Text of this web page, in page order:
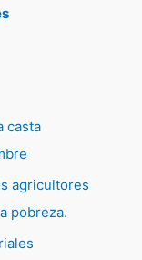
casta
agricultores
pobreza.